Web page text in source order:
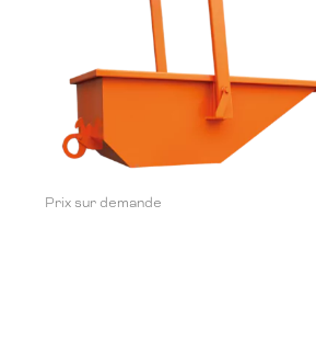
Prix sur demande